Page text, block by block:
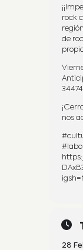
rock
de
nos
28